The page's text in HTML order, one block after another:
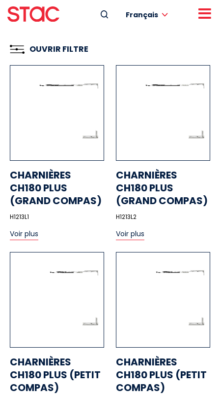
Français
OUVRIR FILTRE
CHARNIÈRES
CH180 PLUS
(GRAND COMPAS)
H1213L1
Voir plus
CHARNIÈRES
CH180 PLUS
(GRAND COMPAS)
H1213L2
Voir plus
CHARNIÈRES
CH180 PLUS (PETIT
COMPAS)
CHARNIÈRES
CH180 PLUS (PETIT
COMPAS)